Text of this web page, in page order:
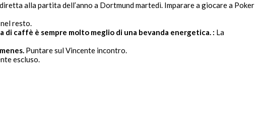
alla partita dell’anno a Dortmund martedì. Imparare a giocare a Poker
resto.
caffè è sempre molto meglio di una bevanda energetica. : La
Puntare sul Vincente incontro.
escluso.